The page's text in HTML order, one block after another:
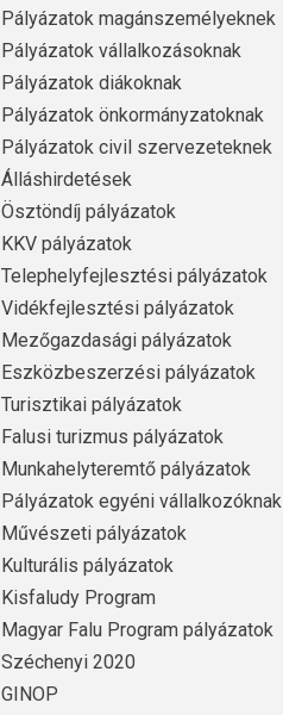
Pályázatok magánszemélyeknek
Pályázatok vállalkozásoknak
Pályázatok diákoknak
Pályázatok önkormányzatoknak
Pályázatok civil szervezeteknek
Álláshirdetések
Ösztöndíj pályázatok
KKV pályázatok
Telephelyfejlesztési pályázatok
Vidékfejlesztési pályázatok
Mezőgazdasági pályázatok
Eszközbeszerzési pályázatok
Turisztikai pályázatok
Falusi turizmus pályázatok
Munkahelyteremtő pályázatok
Pályázatok egyéni vállalkozóknak
Művészeti pályázatok
Kulturális pályázatok
Kisfaludy Program
Magyar Falu Program pályázatok
Széchenyi 2020
GINOP